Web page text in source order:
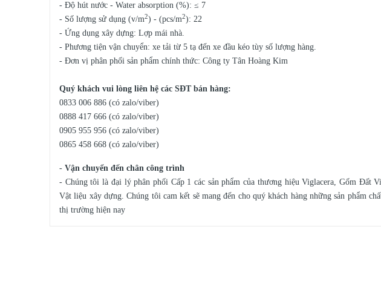
- Độ hút nước - Water absorption (%): ≤ 7
- Số lượng sử dụng (v/m2) - (pcs/m2): 22
- Ứng dụng xây dựng: Lợp mái nhà.
- Phương tiện vận chuyển: xe tải từ 5 tạ đến xe đầu kéo tùy số lượng hàng.
- Đơn vị phân phối sản phẩm chính thức: Công ty Tân Hoàng Kim
Quý khách vui lòng liên hệ các SĐT bán hàng:
0833 006 886 (có zalo/viber)
0888 417 666 (có zalo/viber)
0905 955 956 (có zalo/viber)
0865 458 668 (có zalo/viber)
- Vận chuyển đến chân công trình
- Chúng tôi là đại lý phân phối Cấp 1 các sản phẩm của thương hiệu Viglacera, Gốm Đất
Vật liệu xây dựng. Chúng tôi cam kết sẽ mang đến cho quý khách hàng những sản phẩm
thị trường hiện nay